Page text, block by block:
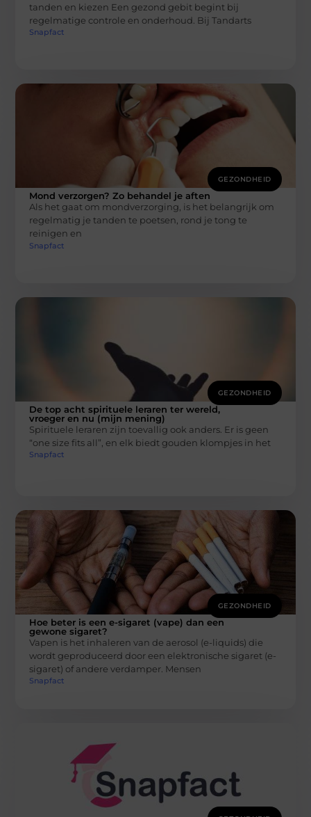
tanden en kiezen Een gezond gebit begint bij
regelmatige controle en onderhoud. Bij Tandarts
Snapfact
GEZONDHEID
Mond verzorgen? Zo behandel je aften
Als het gaat om mondverzorging, is het belangrijk om
regelmatig je tanden te poetsen, rond je tong te
reinigen en
Snapfact
GEZONDHEID
De top acht spirituele leraren ter wereld,
vroeger en nu (mijn mening)
Spirituele leraren zijn toevallig ook anders. Er is geen
“one size fits all”, en elk biedt gouden klompjes in het
Snapfact
GEZONDHEID
Hoe beter is een e-sigaret (vape) dan een
gewone sigaret?
Vapen is het inhaleren van de aerosol (e-liquids) die
wordt geproduceerd door een elektronische sigaret (e-
sigaret) of andere verdamper. Mensen
Snapfact